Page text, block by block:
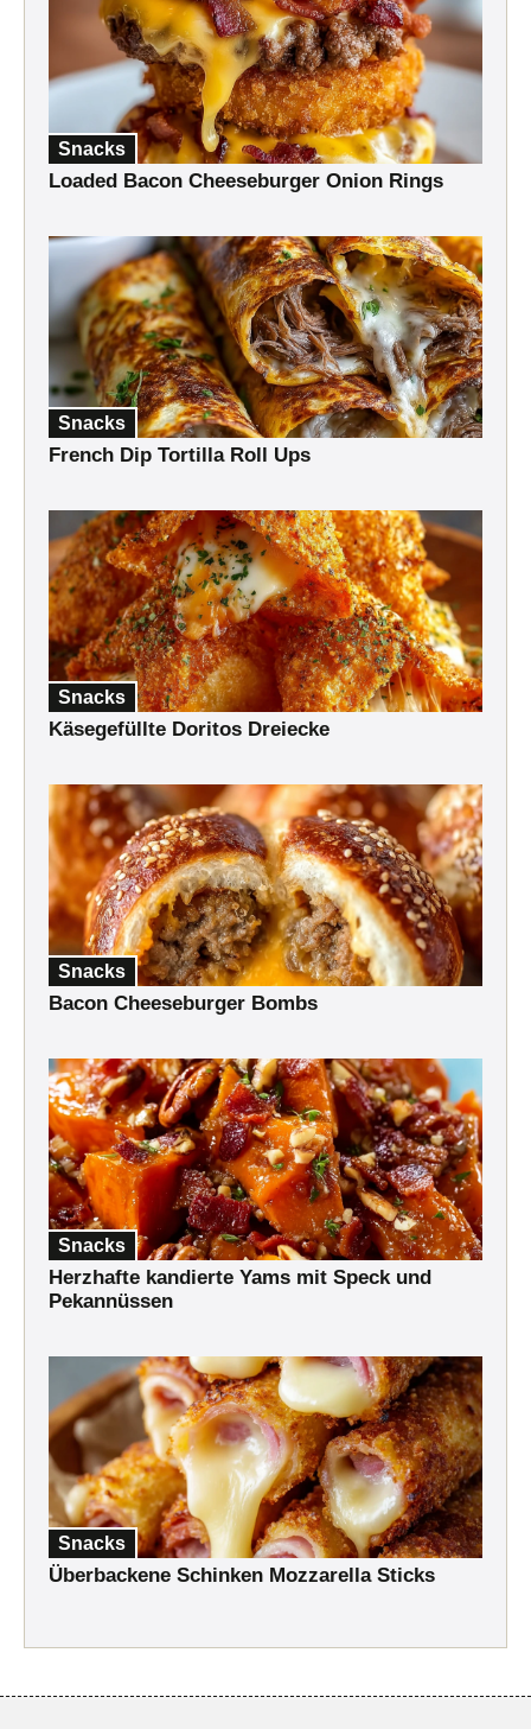
Snacks
Loaded Bacon Cheeseburger Onion Rings
Snacks
French Dip Tortilla Roll Ups
Snacks
Käsegefüllte Doritos Dreiecke
Snacks
Bacon Cheeseburger Bombs
Snacks
Herzhafte kandierte Yams mit Speck und
Pekannüssen
Snacks
Überbackene Schinken Mozzarella Sticks